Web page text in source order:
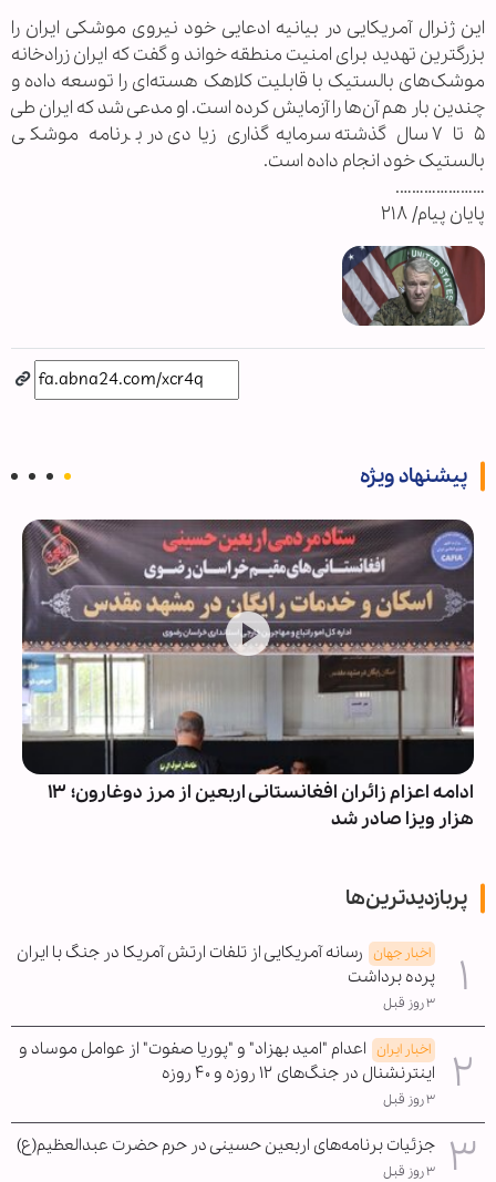
این ژنرال آمریکایی در بیانیه ادعایی خود نیروی موشکی ایران را
بزرگترین تهدید برای امنیت منطقه خواند و گفت که ایران زرادخانه
موشک‌های بالستیک با قابلیت کلاهک هسته‌ای را توسعه داده و
چندین بار هم آن‌ها را آزمایش کرده است. او مدعی شد که ایران طی
۵ تا ۷ سال گذشته سرمایه‌گذاری زیادی در برنامه موشکی
بالستیک خود انجام داده است.
………………….
پایان پیام/ ۲۱۸
پیشنهاد ویژه
ادامه اعزام زائران افغانستانی اربعین از مرز دوغارون؛ ۱۳
هزار ویزا صادر شد
پربازدیدترین‌ها
اخبار جهان رسانه آمریکایی از تلفات ارتش آمریکا در جنگ با ایران
پرده برداشت
۳ روز قبل
اخبار ایران اعدام "امید بهزاد" و "پوریا صفوت" از عوامل موساد و
اینترنشنال در جنگ‌های ۱۲ روزه و ۴۰ روزه
۳ روز قبل
جزئیات برنامه‌های اربعین حسینی در حرم حضرت عبدالعظیم(ع)
۳ روز قبل